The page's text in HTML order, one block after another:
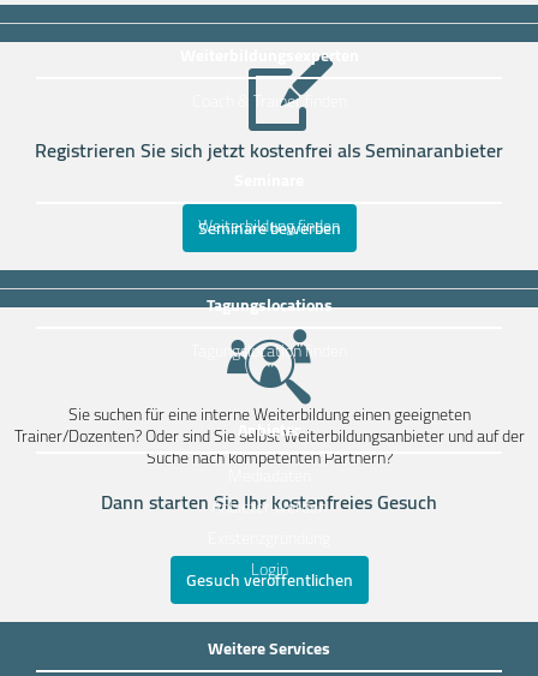
Registrieren Sie sich jetzt kostenfrei als Seminaranbieter
Seminare bewerben
Sie suchen für eine interne Weiterbildung einen geeigneten
Trainer/Dozenten? Oder sind Sie selbst Weiterbildungsanbieter und auf der
Suche nach kompetenten Partnern?
Dann starten Sie Ihr kostenfreies Gesuch
Gesuch veröffentlichen
Weiterbildungsexperten
Coach & Trainer finden
Weiterbildung finden
Tagungslocations
Tagungslocation finden
Anbieter
Mediadaten
Anbieter werden
Login
Weitere Services